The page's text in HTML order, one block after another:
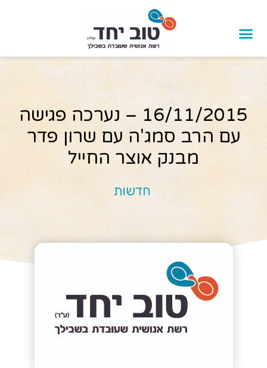
16/11/2015 – נערכה פגישה
עם הרב סמג'ה עם שרון פדר
מבנק אוצר החייל
חדשות